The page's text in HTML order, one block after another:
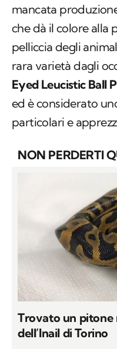
mancata
che dà il colore alla
pelliccia degli
rara varietà dagli
Eyed Leucistic Ball
ed è considerato
particolari e
NON PERDERTI
Trovato un pitone
dell’Inail di Torino